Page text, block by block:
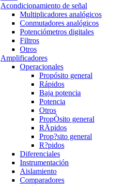
Acondicionamiento de señal
Multiplicadores analógicos
Conmutadores analógicos
Potenciómetros digitales
Filtros
Otros
Amplificadores
Operacionales
Propósito general
Rápidos
Baja potencia
Potencia
Otros
PropÒsito general
RÄpidos
Prop?sito general
R?pidos
Diferenciales
Instrumentación
Aislamiento
Comparadores